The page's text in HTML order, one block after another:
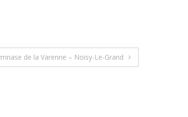
de la Varenne – Noisy-Le-Grand